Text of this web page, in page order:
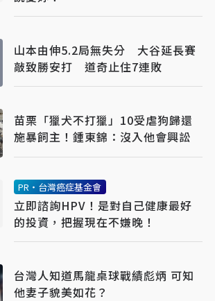
山本由伸5.2局無失分 大谷延長賽
敲致勝安打 道奇止住7連敗
苗栗「獵犬不打獵」10受虐狗歸還
施暴飼主！鍾東錦：沒入他會興訟
PR・台灣癌症基金會
立即諮詢HPV！是對自己健康最好
的投資，把握現在不嫌晚！
台灣人知道馬龍桌球戰績彪炳 可知
他妻子貌美如花？